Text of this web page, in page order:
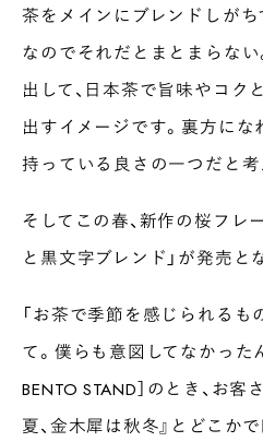
茶をメインにブレンドしがち
なのでそれだとまとまらない
出して、日本茶で旨味やコク
出すイメージです。裏方にな
持っている良さの一つだと考
そしてこの春、新作の桜フレ
と黒文字ブレンド」が発売と
「お茶で季節を感じられるも
て。僕らも意図してなかった
BENTO STAND］のとき、お
夏、金木犀は秋冬』とどこか